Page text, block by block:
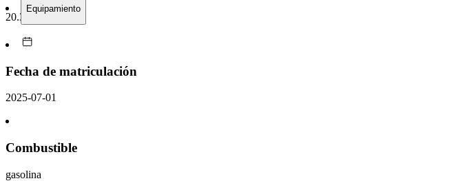
Equipamiento
20.397 km
Fecha de matriculación
2025-07-01
Combustible
gasolina